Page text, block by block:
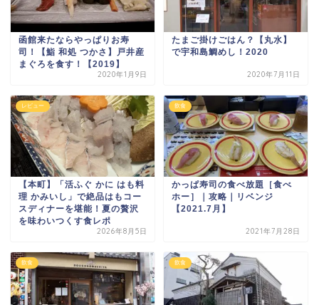
函館来たならやっぱりお寿
司！【鮨 和処 つかさ】戸井産
まぐろを食す！【2019】
2020年1月9日
たまご掛けごはん？【丸水】
で宇和島鯛めし！2020
2020年7月11日
レビュー
【本町】「活ふぐ かに はも料
理 かみいし」で絶品はもコー
スディナーを堪能！夏の贅沢
を味わいつくす食レポ
2026年8月5日
飲食
かっぱ寿司の食べ放題［食べ
ホー］｜攻略｜リベンジ
【2021.7月】
2021年7月28日
飲食 飲食